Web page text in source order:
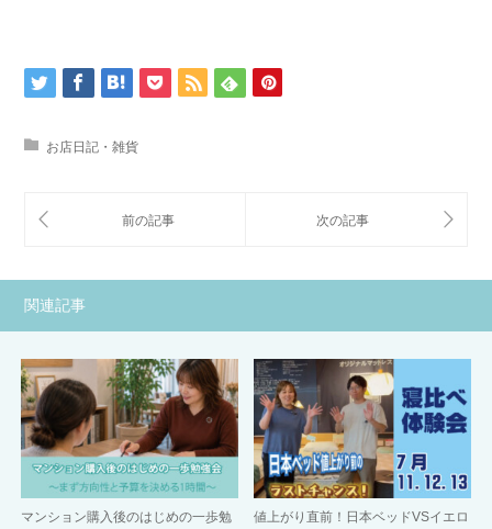
お店日記・雑貨
関連記事
マンション購入後のはじめの一歩勉
値上がり直前！日本ベッドVSイエロ